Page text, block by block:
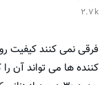
2.7k
فرقی نمی کنند کیفیت